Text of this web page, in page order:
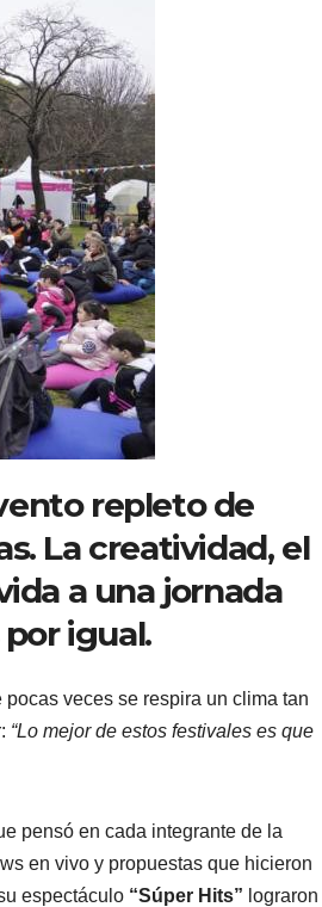
repleto de
La creatividad, el
a una jornada
igual.
veces se respira un clima tan
“Lo mejor de estos festivales es que
pensó en cada integrante de la
en vivo y propuestas que hicieron
espectáculo “Súper Hits” lograron